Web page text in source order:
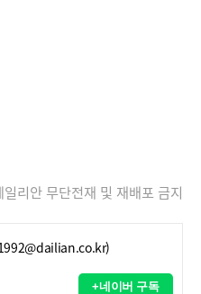
리안 무단전재 및 재배포 금지
+네이버 구독